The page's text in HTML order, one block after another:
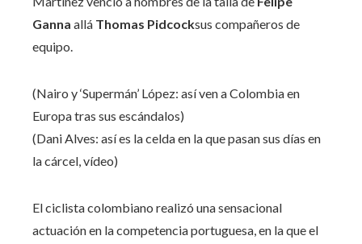
Ganna allá Thomas Pidcocksus compañeros de
equipo.
(Nairo y ‘Supermán’ López: así ven a Colombia en
Europa tras sus escándalos)
(Dani Alves: así es la celda en la que pasan sus días en
la cárcel, vídeo)
El ciclista colombiano realizó una sensacional
actuación en la competencia portuguesa, en la que el